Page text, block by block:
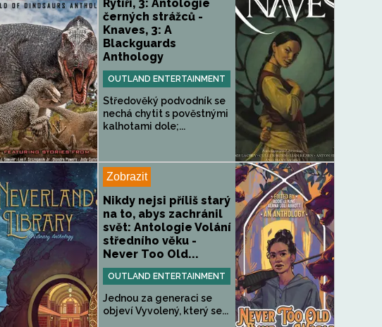
Rytíři, 3: Antologie
černých strážců -
Knaves, 3: A
Blackguards
Anthology
OUTLAND ENTERTAINMENT
Středověký podvodník se
nechá chytit s pověstnými
kalhotami dole;...
Zobrazit
Nikdy nejsi příliš starý
na to, abys zachránil
svět: Antologie Volání
středního věku -
Never Too Old...
OUTLAND ENTERTAINMENT
Jednou za generaci se
objeví Vyvolený, který se...